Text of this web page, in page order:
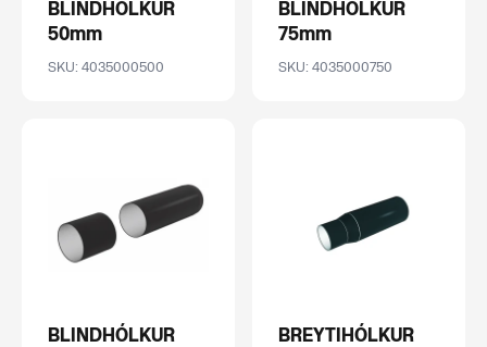
BLINDHÓLKUR
50mm
SKU: 4035000500
BLINDHÓLKUR
75mm
SKU: 4035000750
BLINDHÓLKUR
BREYTIHÓLKUR